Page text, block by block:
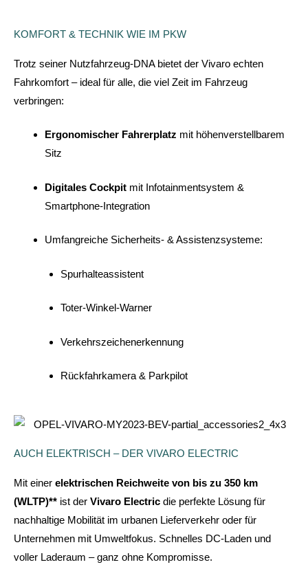
KOMFORT & TECHNIK WIE IM PKW
Trotz seiner Nutzfahrzeug-DNA bietet der Vivaro echten
Fahrkomfort – ideal für alle, die viel Zeit im Fahrzeug
verbringen:
Ergonomischer Fahrerplatz mit höhenverstellbarem
Sitz
Digitales Cockpit mit Infotainmentsystem &
Smartphone-Integration
Umfangreiche Sicherheits- & Assistenzsysteme:
Spurhalteassistent
Toter-Winkel-Warner
Verkehrszeichenerkennung
Rückfahrkamera & Parkpilot
AUCH ELEKTRISCH – DER VIVARO ELECTRIC
Mit einer elektrischen Reichweite von bis zu 350 km
(WLTP)** ist der Vivaro Electric die perfekte Lösung für
nachhaltige Mobilität im urbanen Lieferverkehr oder für
Unternehmen mit Umweltfokus. Schnelles DC-Laden und
voller Laderaum – ganz ohne Kompromisse.